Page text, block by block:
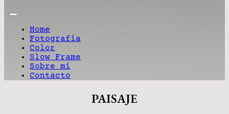
Home
Fotografía
Color
Slow Frame
Sobre mí
Contacto
PAISAJE